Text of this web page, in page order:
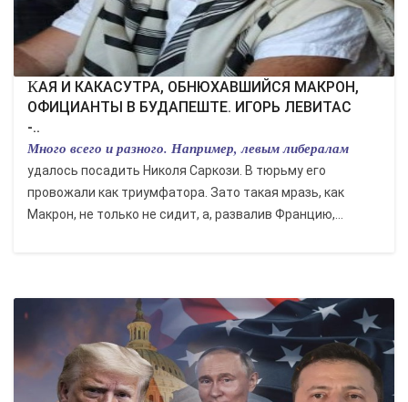
КАЯ И КАКАСУТРА, ОБНЮХАВШИЙСЯ МАКРОН,
ОФИЦИАНТЫ В БУДАПЕШТЕ. ИГОРЬ ЛЕВИТАС
-..
Много всего и разного. Например, левым либералам
удалось посадить Николя Саркози. В тюрьму его
провожали как триумфатора. Зато такая мразь, как
Макрон, не только не сидит, а, развалив Францию,...